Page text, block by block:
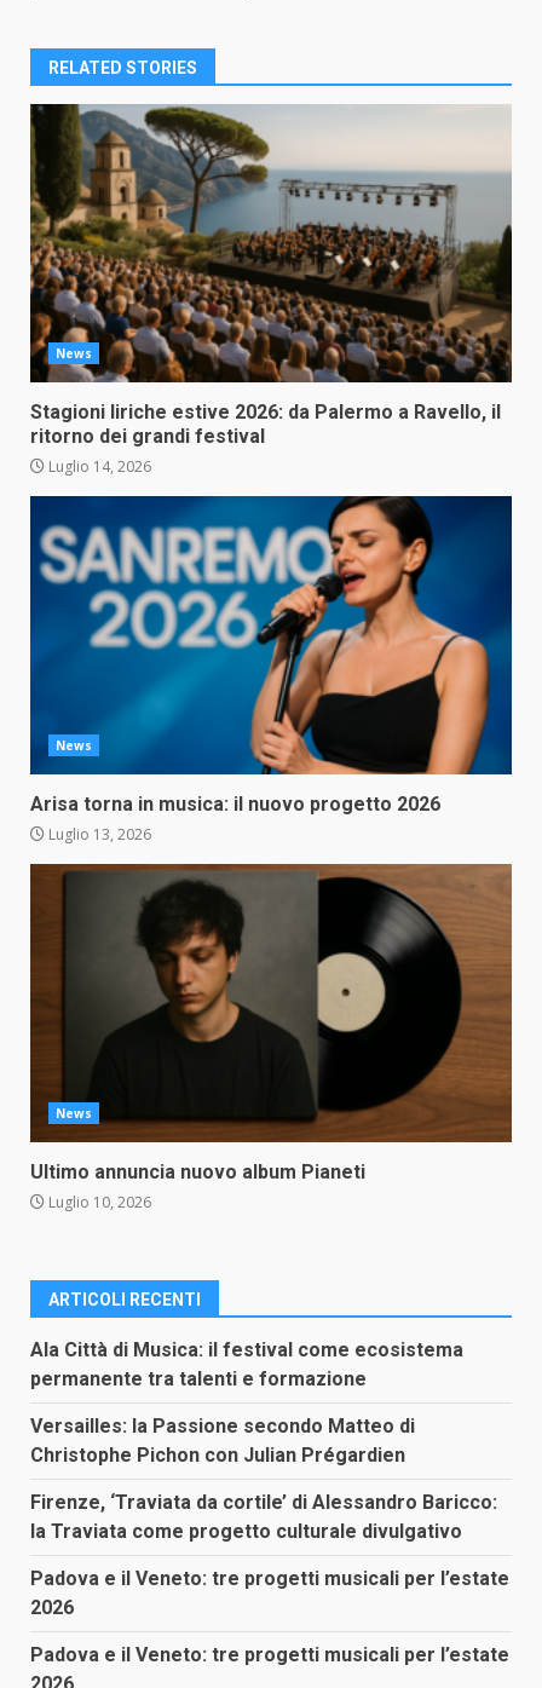
RELATED STORIES
News
Stagioni liriche estive 2026: da Palermo a Ravello, il
ritorno dei grandi festival
Luglio 14, 2026
News
Arisa torna in musica: il nuovo progetto 2026
Luglio 13, 2026
News
Ultimo annuncia nuovo album Pianeti
Luglio 10, 2026
ARTICOLI RECENTI
Ala Città di Musica: il festival come ecosistema
permanente tra talenti e formazione
Versailles: la Passione secondo Matteo di
Christophe Pichon con Julian Prégardien
Firenze, ‘Traviata da cortile’ di Alessandro Baricco:
la Traviata come progetto culturale divulgativo
Padova e il Veneto: tre progetti musicali per l’estate
2026
Padova e il Veneto: tre progetti musicali per l’estate
2026